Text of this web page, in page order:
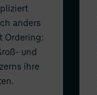
anders
Ordering:
und
ihre